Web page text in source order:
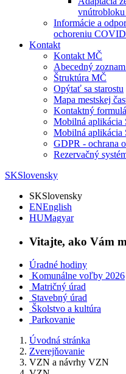
Informácie a
ochoreniu
Kontakt
Kontakt MČ
Abecedný
Štruktúra MČ
Opýtať sa starostu
Mapa mestskej
Kontaktný
Mobilná aplikácia
Mobilná aplikácia
GDPR - ochrana
Rezervačný
SKSlovensky
SKSlovensky
ENEnglish
HUMagyar
Vitajte, ako Vám
Úradné hodiny
Komunálne voľby 2026
Matričný úrad
Stavebný úrad
Školstvo a kultúra
Parkovanie
Úvodná stránka
Zverejňovanie
VZN a návrhy VZN